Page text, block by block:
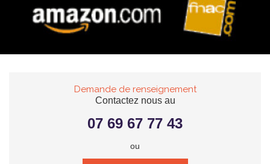
Demande de renseignement
Contactez nous au
07 69 67 77 43
ou